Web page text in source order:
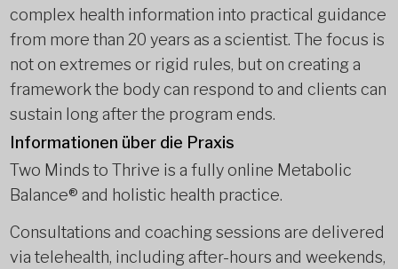
complex health information into practical guidance
from more than 20 years as a scientist. The focus is
not on extremes or rigid rules, but on creating a
framework the body can respond to and clients can
sustain long after the program ends.
Informationen über die Praxis
Two Minds to Thrive is a fully online Metabolic
Balance® and holistic health practice.
Consultations and coaching sessions are delivered
via telehealth, including after-hours and weekends,